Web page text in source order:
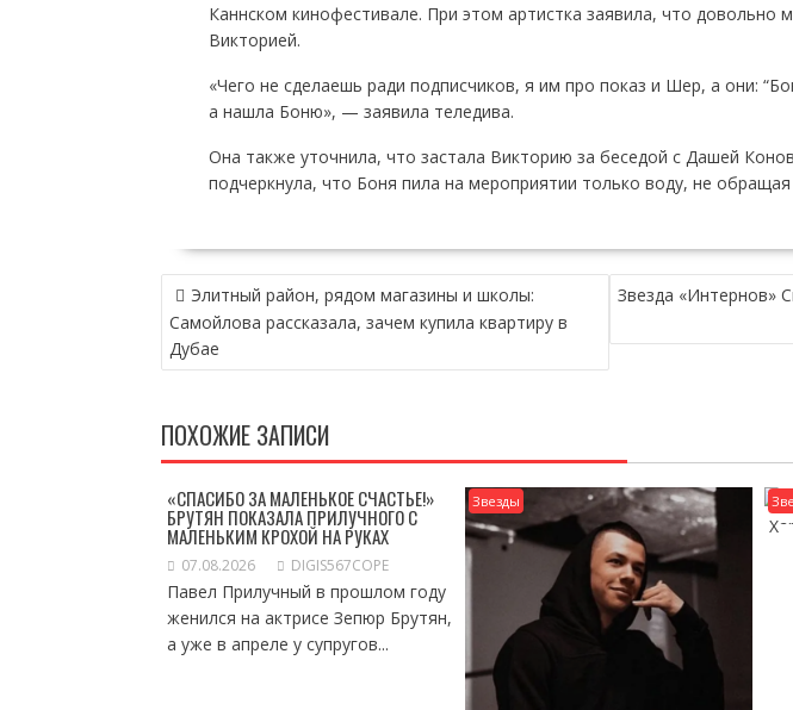
Каннском кинофестивале. При этом артистка заявила, что довольно
Викторией.
«Чего не сделаешь ради подписчиков, я им про показ и Шер, а они:
а нашла Боню», — заявила теледива.
Она также уточнила, что застала Викторию за беседой с Дашей
подчеркнула, что Боня пила на мероприятии только воду, не
НАВИГАЦИЯ
ПО
ЗАПИСЯМ
Элитный район, рядом магазины и школы:
Самойлова рассказала, зачем купила квартиру в
Дубае
Звезда «Интернов»
ПОХОЖИЕ ЗАПИСИ
«СПАСИБО ЗА МАЛЕНЬКОЕ СЧАСТЬЕ!»
БРУТЯН ПОКАЗАЛА ПРИЛУЧНОГО С
МАЛЕНЬКИМ КРОХОЙ НА РУКАХ
07.08.2026 DIGIS567COPE
Павел Прилучный в прошлом году
женился на актрисе Зепюр Брутян,
а уже в апреле у супругов...
Звезды